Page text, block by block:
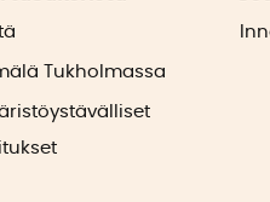
Tukholmassa